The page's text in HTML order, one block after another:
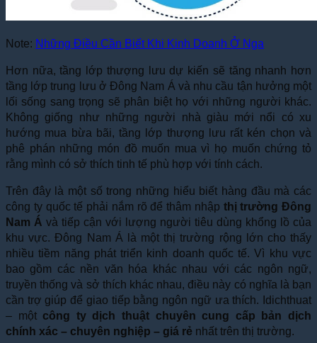
Note: Những Điều Cần Biết Khi Kinh Doanh Ở Nga
Hơn nữa, tầng lớp thượng lưu dự kiến sẽ tăng nhanh hơn
tầng lớp trung lưu ở Đông Nam Á và nhu cầu tận hưởng một
lối sống sang trọng sẽ phân biệt họ với những người khác.
Không giống như những người nhà giàu mới nổi có xu
hướng mua bừa bãi, tầng lớp thượng lưu rất kén chọn và
phê phán những món đồ muốn mua vì họ muốn chứng tỏ
rằng mình có sở thích tinh tế phù hợp với tính cách.
Trên đây là một số trong những hiểu biết hàng đầu mà các
công ty quốc tế phải nắm rõ để thâm nhập thị trường Đông
Nam Á và tiếp cận với lượng người tiêu dùng khổng lồ của
khu vực.Đông Nam Á là một thị trường rộng lớn cho thấy
nhiều tiềm năng phát triển kinh doanh quốc tế. Vì khu vực
bao gồm các nền văn hóa khác nhau với các ngôn ngữ,
truyền thống và sở thích khác nhau, điều này có nghĩa là bạn
cần trợ giúp để giao tiếp bằng ngôn ngữ ưa thích. Idichthuat
– một công ty dịch thuật chuyên cung cấp bản dịch
chính xác – chuyên nghiệp – giá rẻ nhất trên thị trường.